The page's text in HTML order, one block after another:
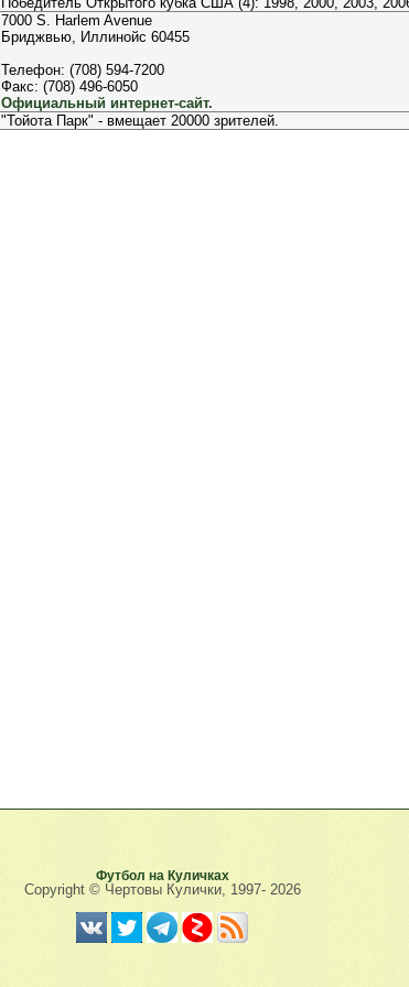
7000 S. Harlem Avenue
Бриджвью, Иллинойс 60455
Телефон: (708) 594-7200
Факс: (708) 496-6050
Официальный интернет-сайт.
"Тойота Парк" - вмещает 20000 зрителей.
Футбол на Куличках
Copyright © Чертовы Кулички, 1997- 2026